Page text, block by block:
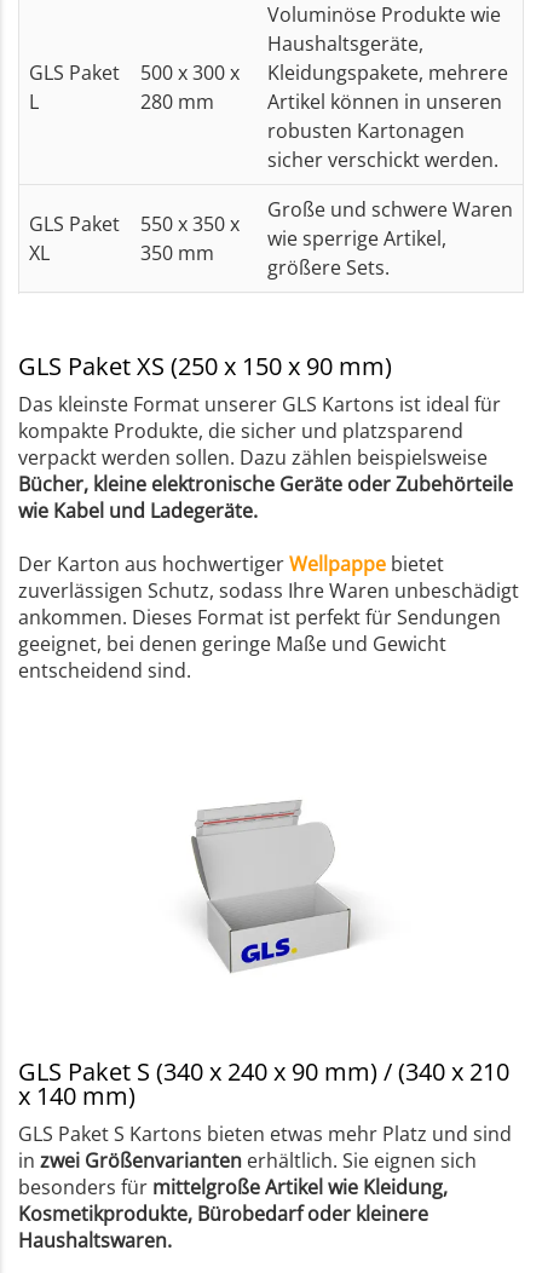
GLS Paket
L
500 x 300 x
280 mm
Voluminöse Produkte wie
Haushaltsgeräte,
Kleidungspakete, mehrere
Artikel können in unseren
robusten Kartonagen
sicher verschickt werden.
GLS Paket
XL
550 x 350 x
350 mm
Große und schwere Waren
wie sperrige Artikel,
größere Sets.
GLS Paket XS (250 x 150 x 90 mm)
Das kleinste Format unserer GLS Kartons ist ideal für
kompakte Produkte, die sicher und platzsparend
verpackt werden sollen. Dazu zählen beispielsweise
Bücher, kleine elektronische Geräte oder Zubehörteile
wie Kabel und Ladegeräte.
Der Karton aus hochwertigerWellpappe bietet
zuverlässigen Schutz, sodass Ihre Waren unbeschädigt
ankommen. Dieses Format ist perfekt für Sendungen
geeignet, bei denen geringe Maße und Gewicht
entscheidend sind.
GLS Paket S (340 x 240 x 90 mm) / (340 x 210
x 140 mm)
GLS Paket S Kartons bieten etwas mehr Platz und sind
in zwei Größenvarianten erhältlich. Sie eignen sich
besonders für mittelgroße Artikel wie Kleidung,
Kosmetikprodukte, Bürobedarf oder kleinere
Haushaltswaren.